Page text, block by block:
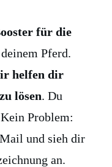
für die
Pferd.
helfen dir
lösen. Du
Problem:
und sieh dir
an.